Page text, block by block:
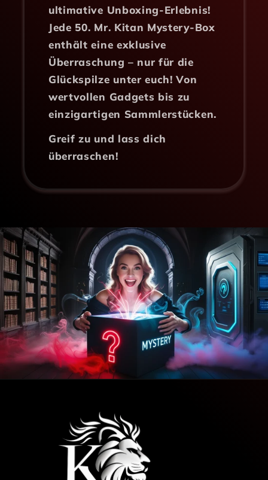
ultimative Unboxing-Erlebnis!
Jede 50. Mr. Kitan Mystery-Box
enthält eine exklusive
Überraschung – nur für die
Glückspilze unter euch! Von
wertvollen Gadgets bis zu
einzigartigen Sammlerstücken.
Greif zu und lass dich
überraschen!